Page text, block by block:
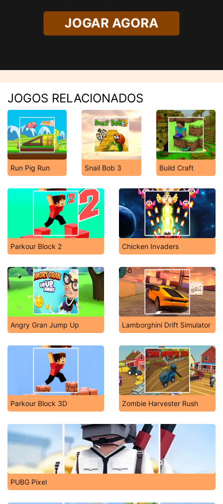
JOGAR AGORA
JOGOS RELACIONADOS
Run Pig Run Snail Bob 3 Build Craft
Parkour Block 2 Chicken Invaders
Angry Gran Jump Up Lamborghini Drift Simulator
Parkour Block 3D Zombie Harvester Rush
PUBG Pixel